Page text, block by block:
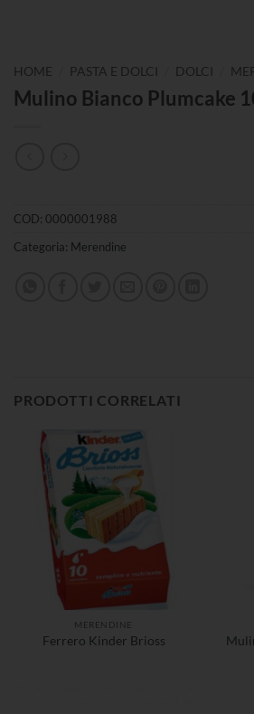
HOME PASTA E DOLCI DOLCI
Mulino Bianco Plumcake
COD: 0000001988
Categoria: Merendine
PRODOTTI CORRELATI
MERENDINE
Ferrero Kinder Brioss